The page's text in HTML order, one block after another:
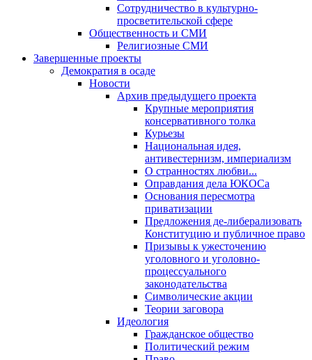
Сотрудничество в культурно-
просветительской сфере
Общественность и СМИ
Религиозные СМИ
Завершенные проекты
Демократия в осаде
Новости
Архив предыдущего проекта
Крупные мероприятия
консервативного толка
Курьезы
Национальная идея,
антивестернизм, империализм
О странностях любви...
Оправдания дела ЮКОСа
Основания пересмотра
приватизации
Предложения де-либерализовать
Конституцию и публичное право
Призывы к ужесточению
уголовного и уголовно-
процессуального
законодательства
Символические акции
Теории заговора
Идеология
Гражданское общество
Политический режим